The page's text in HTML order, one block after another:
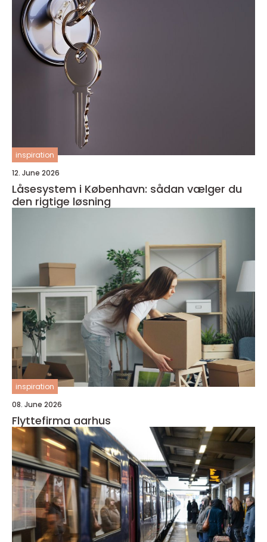
inspiration
12. June 2026
Låsesystem i København: sådan vælger du
den rigtige løsning
inspiration
08. June 2026
Flyttefirma aarhus